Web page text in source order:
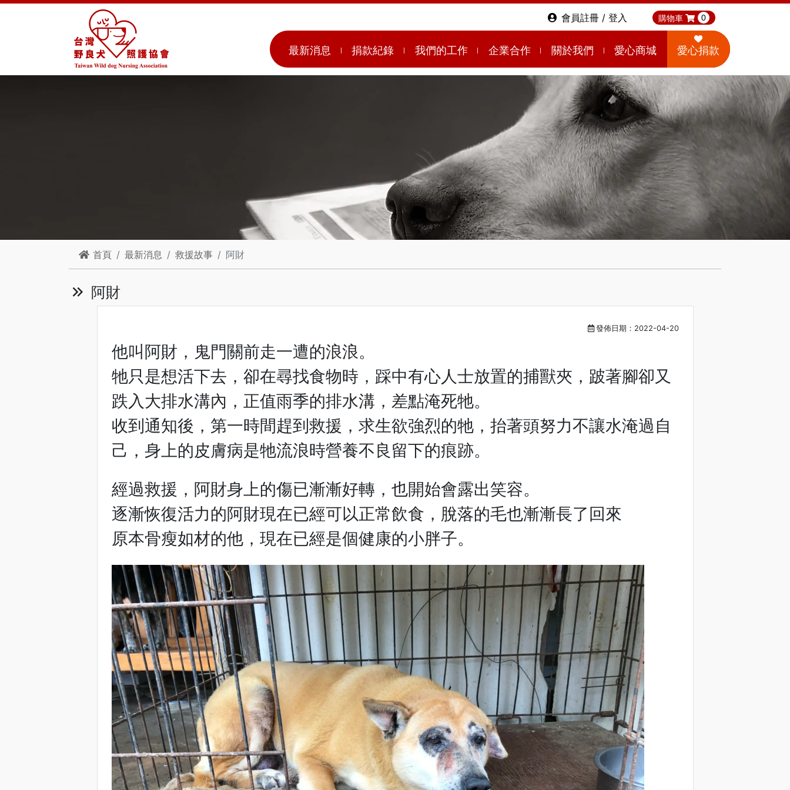
會員註冊 / 登入 購物車 0
最新消息 捐款紀錄 我們的工作 企業合作 關於我們 愛心商城 愛心捐款
首頁 最新消息 救援故事 阿財
阿財
發佈日期：2022-04-20
他叫阿財，鬼門關前走一遭的浪浪。
牠只是想活下去，卻在尋找食物時，踩中有心人士放置的捕獸夾，跛著腳卻又
跌入大排水溝內，正值雨季的排水溝，差點淹死牠。
收到通知後，第一時間趕到救援，求生欲強烈的牠，抬著頭努力不讓水淹過自
己，身上的皮膚病是牠流浪時營養不良留下的痕跡。
經過救援，阿財身上的傷已漸漸好轉，也開始會露出笑容。
逐漸恢復活力的阿財現在已經可以正常飲食，脫落的毛也漸漸長了回來
原本骨瘦如材的他，現在已經是個健康的小胖子。